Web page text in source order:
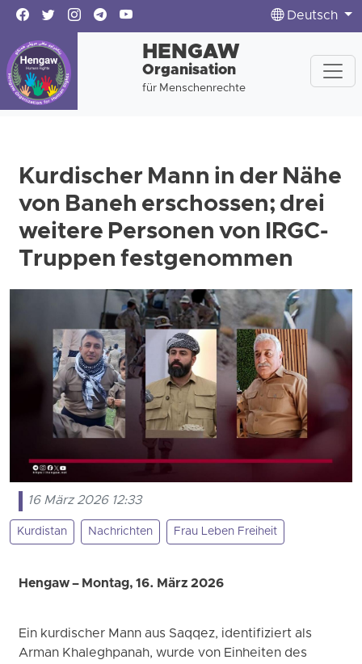
Deutsch
HENGAW
Organisation
für Menschenrechte
Kurdischer Mann in der Nähe
von Baneh erschossen; drei
weitere Personen von IRGC-
Truppen festgenommen
16 März 2026 12:33
Kurdistan Nachrichten Frau Leben Freiheit
Hengaw – Montag, 16. März 2026
Ein kurdischer Mann aus Saqqez, identifiziert als
Arman Khaleghpanah, wurde von Einheiten des